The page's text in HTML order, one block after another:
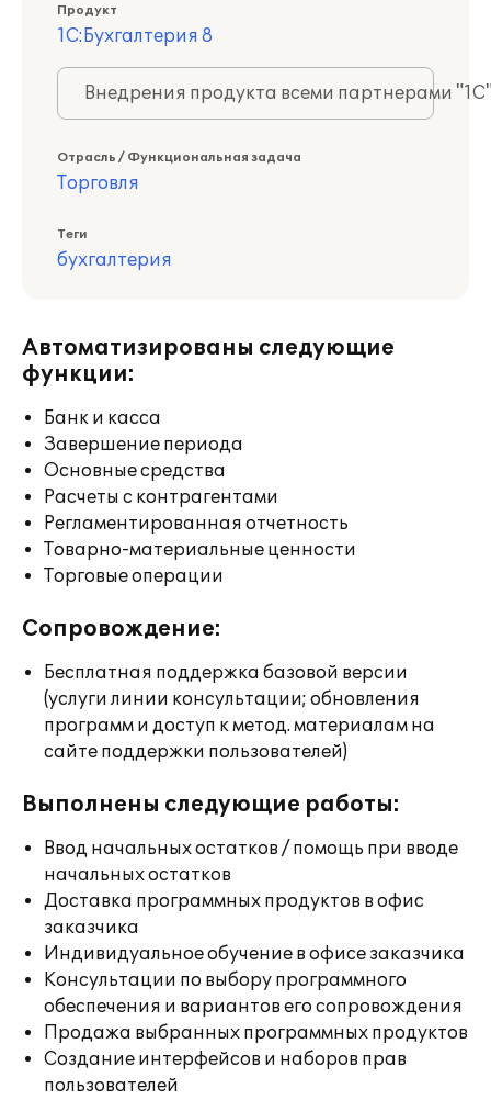
Продукт
1С:Бухгалтерия 8
Внедрения продукта всеми партнерами
Отрасль / Функциональная задача
Торговля
Теги
бухгалтерия
Автоматизированы следующие
функции:
Банк и касса
Завершение периода
Основные средства
Расчеты с контрагентами
Регламентированная отчетность
Товарно-материальные ценности
Торговые операции
Сопровождение:
Бесплатная поддержка базовой версии
(услуги линии консультации; обновления
программ и доступ к метод. материалам на
сайте поддержки пользователей)
Выполнены следующие работы:
Ввод начальных остатков / помощь при вводе
начальных остатков
Доставка программных продуктов в офис
заказчика
Индивидуальное обучение в офисе заказчика
Консультации по выбору программного
обеспечения и вариантов его сопровождения
Продажа выбранных программных продуктов
Создание интерфейсов и наборов прав
пользователей